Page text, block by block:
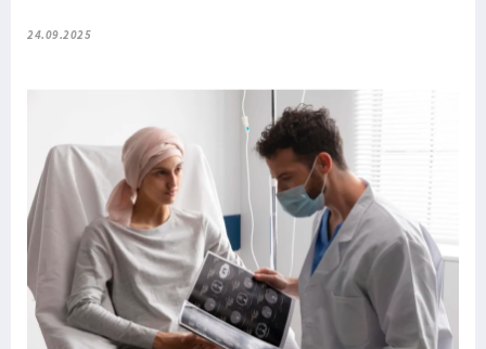
24.09.2025